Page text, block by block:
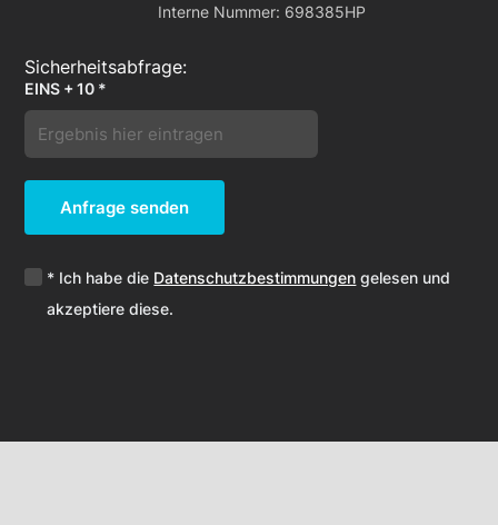
Interne Nummer: 698385HP
EINS + 10 *
Anfrage senden
* Ich habe die Datenschutzbestimmungen gelesen und
akzeptiere diese.